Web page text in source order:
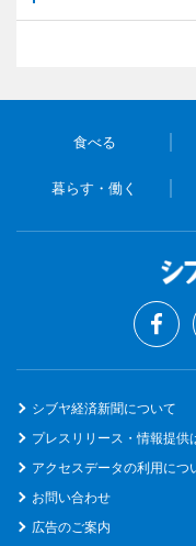
食べる
暮らす・働く
シブヤ経済新聞について
プレスリリース・情報提供
アクセスデータの利用につ
お問い合わせ
広告のご案内